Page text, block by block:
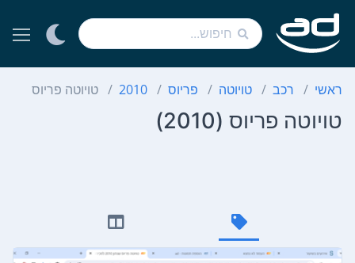
ראשי רכב טויוטה פריוס 2010 טויוטה פריוס
טויוטה פריוס (2010)